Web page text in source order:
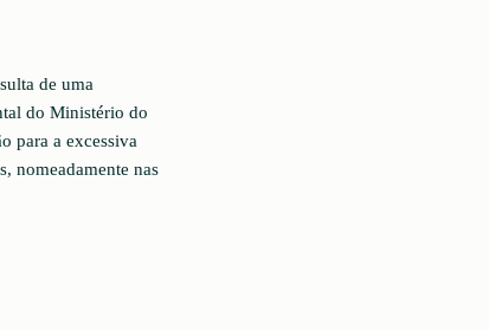
de uma
do Ministério do
para a excessiva
nomeadamente nas